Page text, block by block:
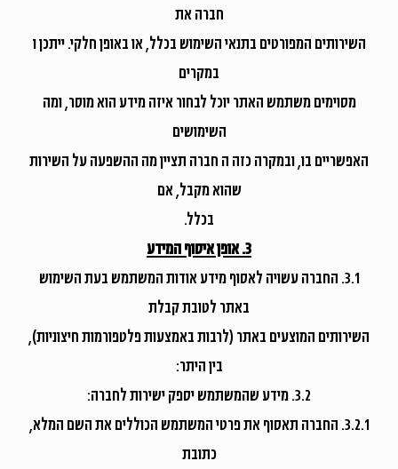
חברה את
השירותים המפורטים בתנאי השימוש בכלל, או באופן חלקי. ייתכן ו
במקרים
מסוימים משתמש האתר יוכל לבחור איזה מידע הוא מוסר, ומה
השימושים
האפשריים בו, ובמקרה כזה ה חברה תציין מה ההשפעה על השירות
שהוא מקבל, אם
בכלל.
3. אופן איסוף המידע
3.1. החברה עשויה לאסוף מידע אודות המשתמש בעת השימוש
באתר לטובת קבלת
השירותים המוצעים באתר (לרבות באמצעות פלטפורמות חיצוניות),
בין היתר:
3.2. מידע שהמשתמש יספק ישירות לחברה:
3.2.1. החברה תאסוף את פרטי המשתמש הכוללים את השם המלא,
כתובת